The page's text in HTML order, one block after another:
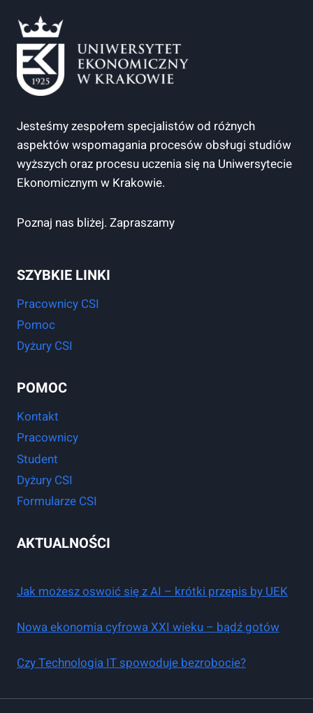
Jesteśmy zespołem specjalistów od różnych
aspektów wspomagania procesów obsługi studiów
wyższych oraz procesu uczenia się na Uniwersytecie
Ekonomicznym w Krakowie.
Poznaj nas bliżej. Zapraszamy
SZYBKIE LINKI
Pracownicy CSI
Pomoc
Dyżury CSI
POMOC
Kontakt
Pracownicy
Student
Dyżury CSI
Formularze CSI
AKTUALNOŚCI
Jak możesz oswoić się z AI – krótki przepis by UEK
Nowa ekonomia cyfrowa XXI wieku – bądź gotów
Czy Technologia IT spowoduje bezrobocie?